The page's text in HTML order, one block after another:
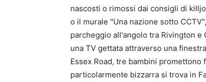
nascosti o rimossi dai consigli di
o il murale "Una nazione sotto
parcheggio all'angolo tra Rivington
una TV gettata attraverso una
Essex Road, tre bambini promettono
particolarmente bizzarra si trova in